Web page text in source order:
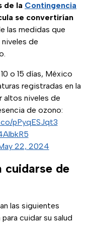
de la Contingencia
se convertirían
las medidas que
de
o 15 días, México
registradas en la
altos niveles de
de ozono:
pPyqESJqt3
22, 2024
cuidarse de
las siguientes
para cuidar su salud